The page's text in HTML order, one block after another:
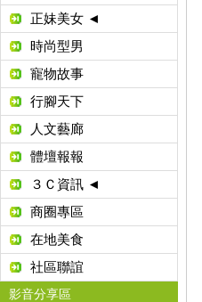
正妹美女 ◄
時尚型男
寵物故事
行腳天下
人文藝廊
體壇報報
３Ｃ資訊 ◄
商圈專區
在地美食
社區聯誼
影音分享區